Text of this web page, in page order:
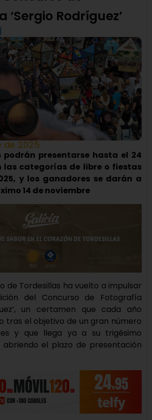
‘Sergio Rodríguez’
de 2025
podrán presentarse hasta el 24
las categorías de libre o fiestas
y los ganadores se darán a
14 de noviembre
de Tordesillas ha vuelto a impulsar
del Concurso de Fotografía
un certamen que cada año
tras el objetivo de un gran número
y que llega ya a su trigésimo
el plazo de presentación